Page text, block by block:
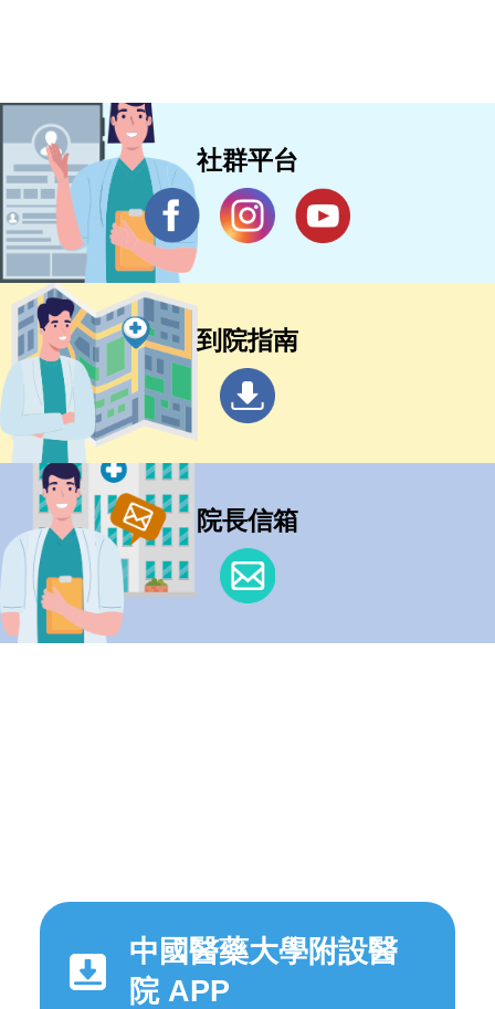
社群平台
到院指南
院長信箱
中國醫藥大學附設醫
院 APP